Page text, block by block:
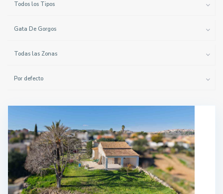
Todos los Tipos
Gata De Gorgos
Todas las Zonas
Por defecto